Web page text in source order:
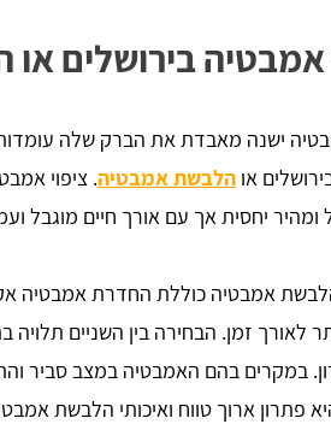
אמבטיה בירושלים
ישנה מאבדת את הברק שלה עומדות
או הלבשת אמבטיה. ציפוי
ומהיר יחסית אך עם אורך חיים מוגבל
אמבטיה כוללת החדרת אמבטיה
לאורך זמן. הבחירה בין השניים
במקרים בהם האמבטיה במצב סביר
פתרון ארוך טווח ואיכותי הלבשת